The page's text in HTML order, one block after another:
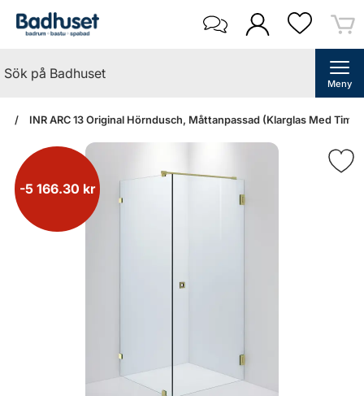
Meny
INR ARC 13 Original Hörndusch, Måttanpassad (Klarglas Med
-5 166.30 kr